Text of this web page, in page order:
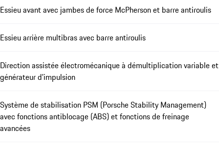
Essieu avant avec jambes de force McPherson et barre antiroulis
Essieu arrière multibras avec barre antiroulis
Direction assistée électromécanique à démultiplication variable et
générateur d'impulsion
Système de stabilisation PSM (Porsche Stability Management)
avec fonctions antiblocage (ABS) et fonctions de freinage
avancées